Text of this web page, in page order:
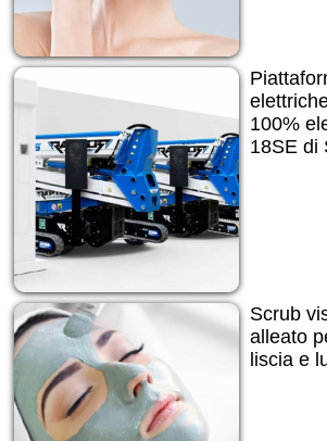
100%
18SE di
Scrub
alleato
liscia e